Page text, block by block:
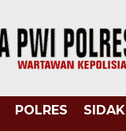
POLRES SIDAK